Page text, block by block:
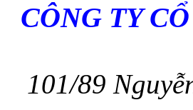
CÔNG TY
101/89